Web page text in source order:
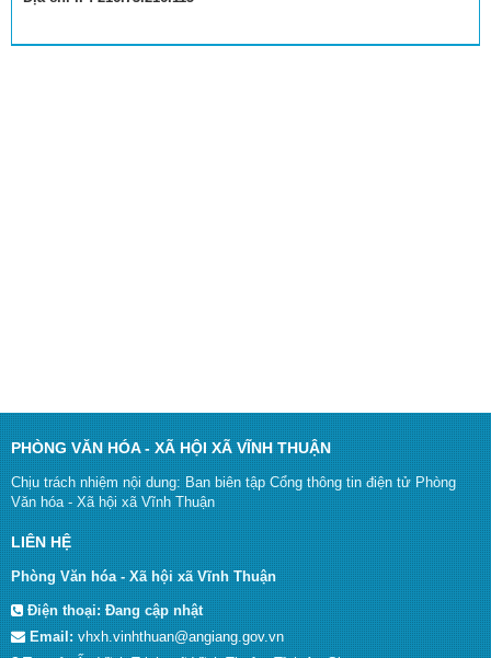
PHÒNG VĂN HÓA - XÃ HỘI XÃ VĨNH THUẬN
Chịu trách nhiệm nội dung: Ban biên tập Cổng thông tin điện tử Phòng
Văn hóa - Xã hội xã Vĩnh Thuận
LIÊN HỆ
Phòng Văn hóa - Xã hội xã Vĩnh Thuận
Điện thoại:Đang cập nhật
Email:vhxh.vinhthuan@angiang.gov.vn